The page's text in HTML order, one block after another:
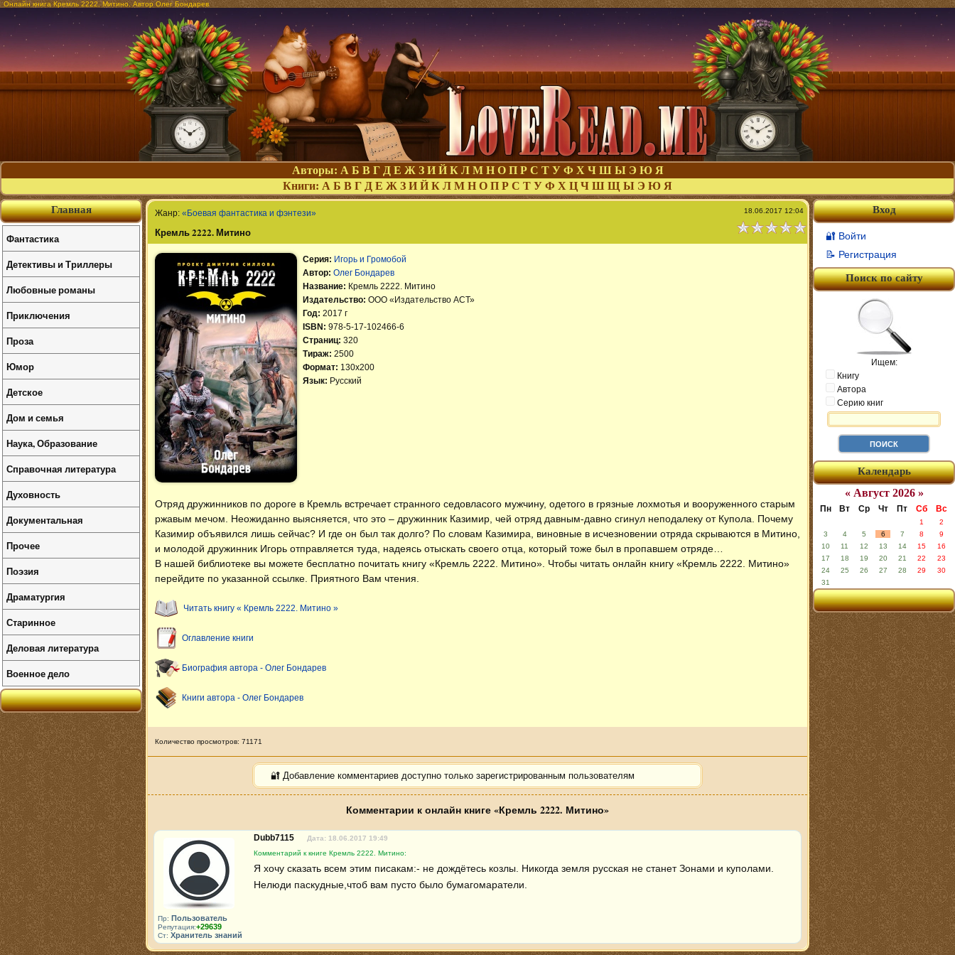
Онлайн книга Кремль 2222. Митино. Автор Олег Бондарев
Авторы: А Б В Г Д Е Ж З И Й К Л М Н О П Р С Т У Ф Х Ч Ш Ы Э Ю Я
Книги: А Б В Г Д Е Ж З И Й К Л М Н О П Р С Т У Ф Х Ц Ч Ш Щ Ы Э Ю Я
Жанр: «Боевая фантастика и фэнтези»
Кремль 2222. Митино
18.06.2017 12:04
Серия: Игорь и Громобой
Автор: Олег Бондарев
Название: Кремль 2222. Митино
Издательство: ООО «Издательство АСТ»
Год: 2017 г
ISBN: 978-5-17-102466-6
Страниц: 320
Тираж: 2500
Формат: 130x200
Язык: Русский
Отряд дружинников по дороге в Кремль встречает странного седовласого мужчину, одетого в грязные лохмотья и вооруженного старым
ржавым мечом. Неожиданно выясняется, что это – дружинник Казимир, чей отряд давным-давно сгинул неподалеку от Купола. Почему
Казимир объявился лишь сейчас? И где он был так долго? По словам Казимира, виновные в исчезновении отряда скрываются в Митино,
и молодой дружинник Игорь отправляется туда, надеясь отыскать своего отца, который тоже был в пропавшем отряде…
В нашей библиотеке вы можете бесплатно почитать книгу «Кремль 2222. Митино» . Чтобы читать онлайн книгу «Кремль 2222. Митино»
перейдите по указанной ссылке. Приятного Вам чтения.
Читать книгу « Кремль 2222. Митино »
Оглавление книги
Биография автора - Олег Бондарев
Книги автора - Олег Бондарев
Количество просмотров: 71171
🔐 Добавление комментариев доступно только зарегистрированным пользователям
Комментарии к онлайн книге «Кремль 2222. Митино»
Пр: Пользователь
Репутация:+29639
Ст: Хранитель знаний
Dubb7115
Дата: 18.06.2017 19:49
Комментарий к книге Кремль 2222. Митино:
Я хочу сказать всем этим писакам:- не дождётесь козлы. Никогда земля русская не станет Зонами и куполами.
Нелюди паскудные,чтоб вам пусто было бумагомаратели.
Вход
🔐 Войти
📝 Регистрация
Поиск по сайту
Ищем:
Книгу
Автора
Серию книг
Календарь
« Август 2026 »
Пн Вт Ср Чт Пт Сб Вс
1
2
3
4 5 6 7 8
9
10
11 12 13 14 15
16
17
18 19 20 21 22
23
24
25 26 27 28 29
30
31
Главная
Фантастика
Детективы и Триллеры
Любовные романы
Приключения
Проза
Юмор
Детское
Дом и семья
Наука, Образование
Справочная литература
Духовность
Документальная
Прочее
Поэзия
Драматургия
Старинное
Деловая литература
Военное дело